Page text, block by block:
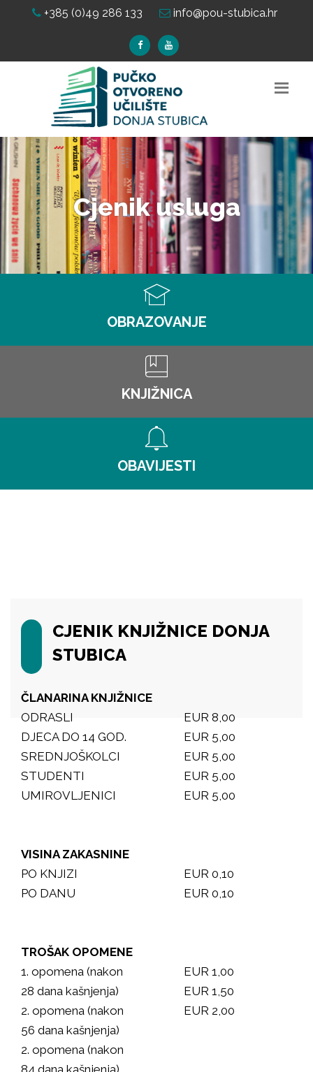
+385 (0)49 286 133 info@pou-stubica.hr
Cjenik usluga
OBRAZOVANJE
KNJIŽNICA
OBAVIJESTI
CJENIK KNJIŽNICE DONJA
STUBICA
ČLANARINA KNJIŽNICE
ODRASLI
DJECA DO 14 GOD.
SREDNJOŠKOLCI
STUDENTI
UMIROVLJENICI
EUR 8,00
EUR 5,00
EUR 5,00
EUR 5,00
EUR 5,00
VISINA ZAKASNINE
PO KNJIZI
PO DANU
EUR 0,10
EUR 0,10
TROŠAK OPOMENE
1. opomena (nakon
28 dana kašnjenja)
2. opomena (nakon
56 dana kašnjenja)
2. opomena (nakon
84 dana kašnjenja)
EUR 1,00
EUR 1,50
EUR 2,00